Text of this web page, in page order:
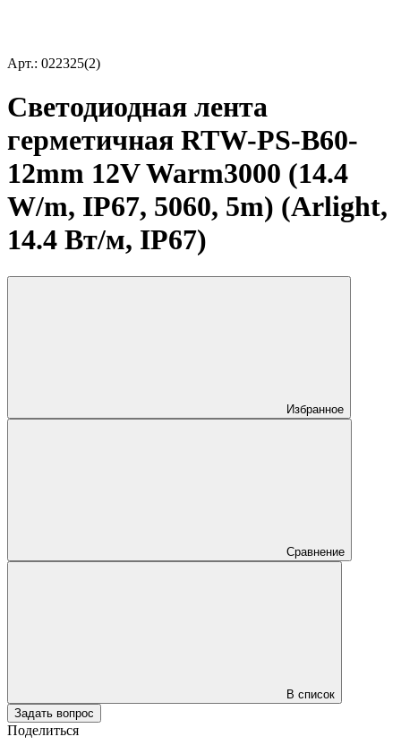
Арт.: 022325(2)
Светодиодная лента
герметичная RTW-PS-B60-
12mm 12V Warm3000 (14.4
W/m, IP67, 5060, 5m) (Arlight,
14.4 Вт/м, IP67)
Избранное
Сравнение
В список
Задать вопрос
Поделиться